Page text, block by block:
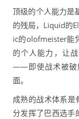
顶级的个人能力是
的残局，Liquid的
ic的olofmeister能
的个人能力，让
——即使战术被破
面。
成熟的战术体系是
分发挥了巴西选